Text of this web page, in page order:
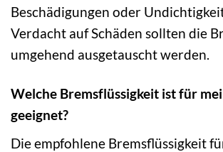
Beschädigungen oder
Verdacht auf Schäden sollten die
umgehend ausgetauscht werden.
Welche Bremsflüssigkeit ist für
geeignet?
Die empfohlene Bremsflüssigkeit